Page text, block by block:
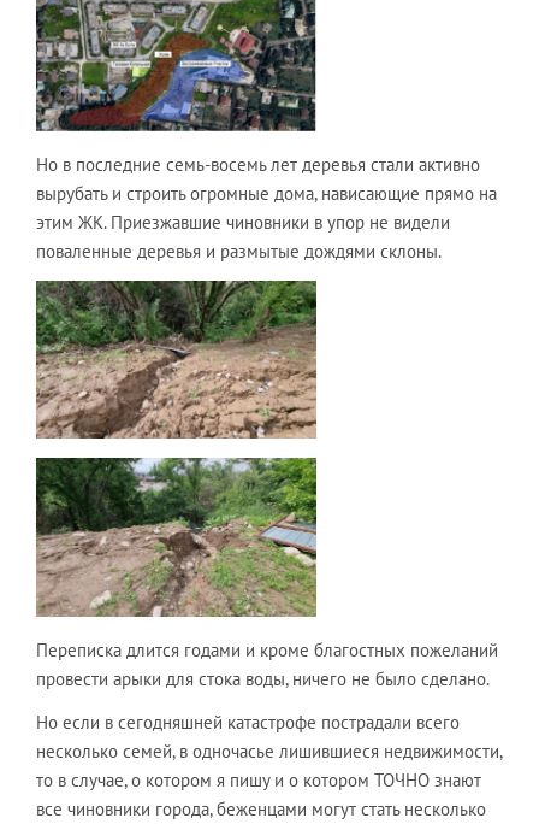
Но в последние семь-восемь лет деревья стали активно
вырубать и строить огромные дома, нависающие прямо на
этим ЖК. Приезжавшие чиновники в упор не видели
поваленные деревья и размытые дождями склоны.
Переписка длится годами и кроме благостных пожеланий
провести арыки для стока воды, ничего не было сделано.
Но если в сегодняшней катастрофе пострадали всего
несколько семей, в одночасье лишившиеся недвижимости,
то в случае, о котором я пишу и о котором ТОЧНО знают
все чиновники города, беженцами могут стать несколько